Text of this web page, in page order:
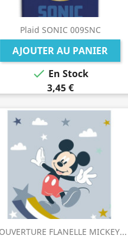
Plaid SONIC 009SNC
AJOUTER AU PANIER
 En Stock
3,45 €
FLANELLE MICKEY...